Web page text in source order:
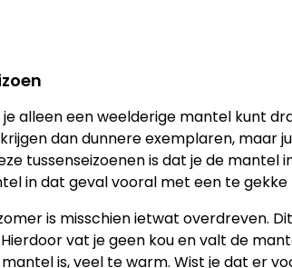
alleen een weelderige mantel kunt
dan dunnere exemplaren, maar
tussenseizoenen is dat je de
in dat geval vooral met een te
is misschien ietwat overdreven.
vat je geen kou en valt de
is, veel te warm. Wist je dat er